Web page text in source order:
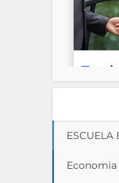
ESCUELA
Economia